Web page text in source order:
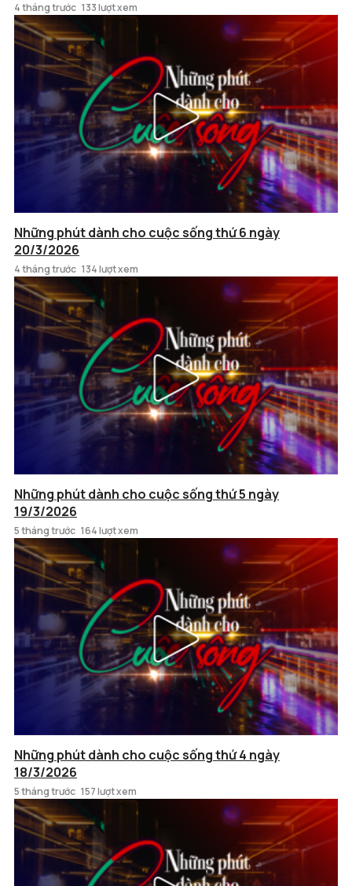
4 tháng trước 133 lượt xem
Những phút dành cho cuộc sống thứ 6 ngày
20/3/2026
4 tháng trước 134 lượt xem
Những phút dành cho cuộc sống thứ 5 ngày
19/3/2026
5 tháng trước 164 lượt xem
Những phút dành cho cuộc sống thứ 4 ngày
18/3/2026
5 tháng trước 157 lượt xem